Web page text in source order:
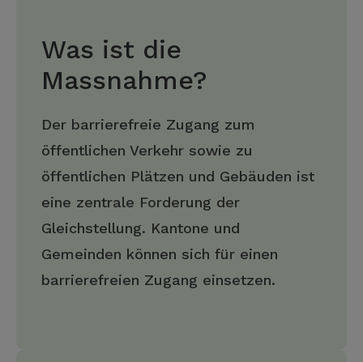
Was ist die
Massnahme?
Der barrierefreie Zugang zum
öffentlichen Verkehr sowie zu
öffentlichen Plätzen und Gebäuden ist
eine zentrale Forderung der
Gleichstellung. Kantone und
Gemeinden können sich für einen
barrierefreien Zugang einsetzen.